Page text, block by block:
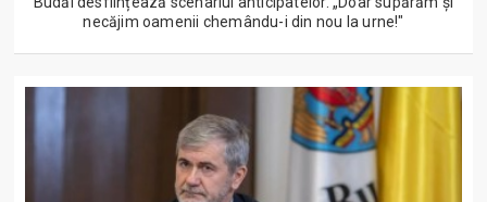
necăjim oamenii chemându-i din nou la urne!"